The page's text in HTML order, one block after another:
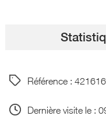
Référence : 421616
Dernière visite le :